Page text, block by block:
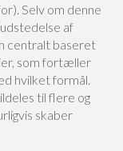
Selv om denne
af
centralt baseret
som fortæller
hvilket formål.
til flere og
skaber